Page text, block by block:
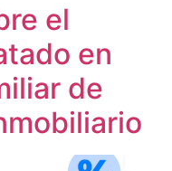
el
en
de